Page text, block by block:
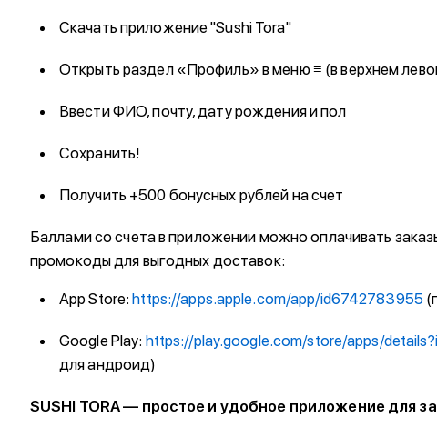
Скачать приложение "Sushi Tora"
Открыть раздел «Профиль» в меню ≡ (в верхнем
Ввести ФИО, почту, дату рождения и пол
Сохранить!
Получить +500 бонусных рублей на счет
Баллами со счета в приложении можно оплачивать
промокоды для выгодных доставок:
App Store:https://apps.apple.com/app/id6742783955
Google Play: https://play.google.com/store/apps/
для андроид)
SUSHI TORA — простое и удобное приложение для